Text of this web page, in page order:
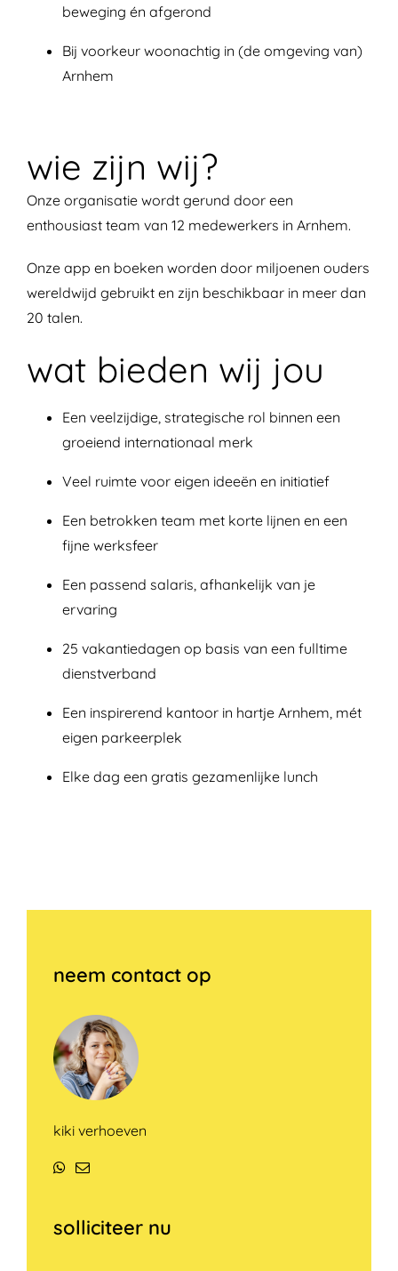
beweging én afgerond
Bij voorkeur woonachtig in (de omgeving van)
Arnhem
wie zijn wij?
Onze organisatie wordt gerund door een
enthousiast team van 12 medewerkers in Arnhem.
Onze app en boeken worden door miljoenen ouders
wereldwijd gebruikt en zijn beschikbaar in meer dan
20 talen.
wat bieden wij jou
Een veelzijdige, strategische rol binnen een
groeiend internationaal merk
Veel ruimte voor eigen ideeën en initiatief
Een betrokken team met korte lijnen en een
fijne werksfeer
Een passend salaris, afhankelijk van je
ervaring
25 vakantiedagen op basis van een fulltime
dienstverband
Een inspirerend kantoor in hartje Arnhem, mét
eigen parkeerplek
Elke dag een gratis gezamenlijke lunch
neem contact op
kiki verhoeven
WhatsApp
E-
solliciteer nu